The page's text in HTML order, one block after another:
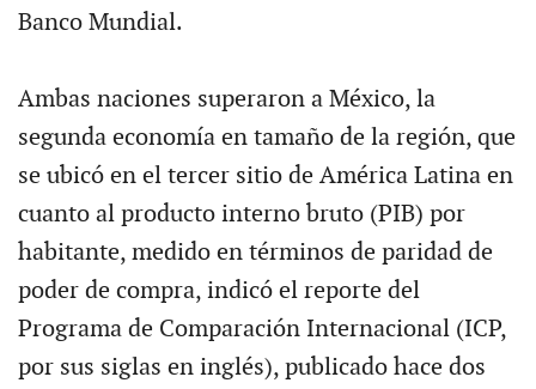
Banco Mundial.
Ambas naciones superaron a México, la
segunda economía en tamaño de la región, que
se ubicó en el tercer sitio de América Latina en
cuanto al producto interno bruto (PIB) por
habitante, medido en términos de paridad de
poder de compra, indicó el reporte del
Programa de Comparación Internacional (ICP,
por sus siglas en inglés), publicado hace dos